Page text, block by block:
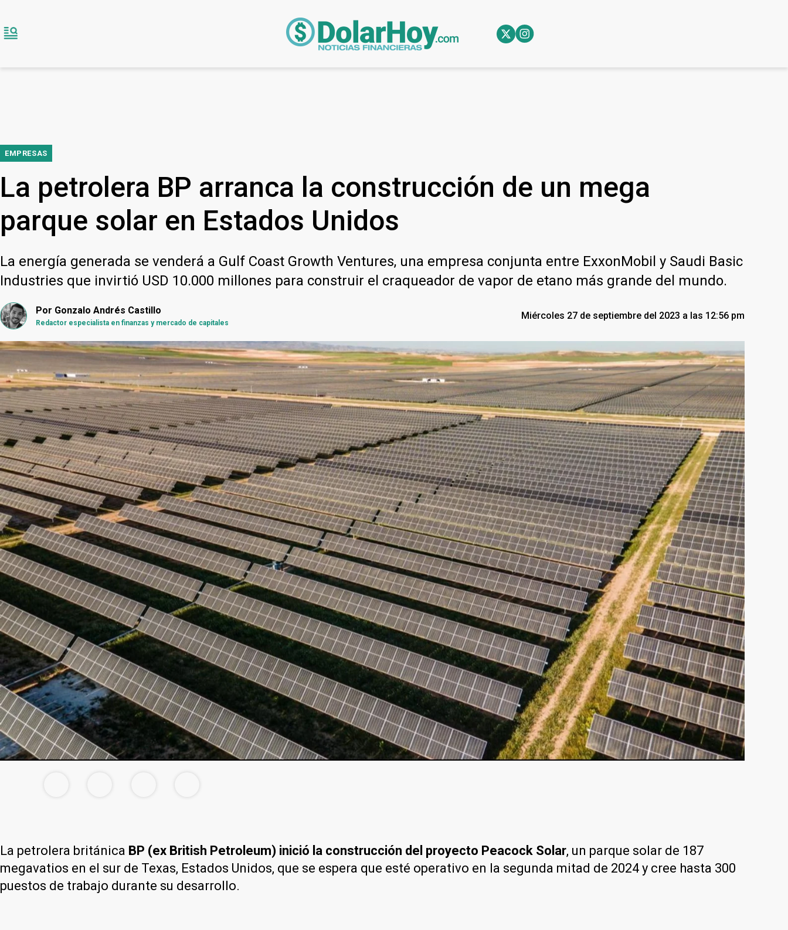
EMPRESAS
La petrolera BP arranca la construcción de un mega
parque solar en Estados Unidos
La energía generada se venderá a Gulf Coast Growth Ventures, una empresa conjunta entre ExxonMobil y Saudi Basic
Industries que invirtió USD 10.000 millones para construir el craqueador de vapor de etano más grande del mundo.
Por Gonzalo Andrés Castillo
Redactor especialista en finanzas y mercado de capitales
Miércoles 27 de septiembre del 2023 a las 12:56 pm
La petrolera británica BP (ex British Petroleum) inició la construcción del proyecto Peacock Solar, un parque solar de 187
megavatios en el sur de Texas, Estados Unidos, que se espera que esté operativo en la segunda mitad de 2024 y cree hasta 300
puestos de trabajo durante su desarrollo.